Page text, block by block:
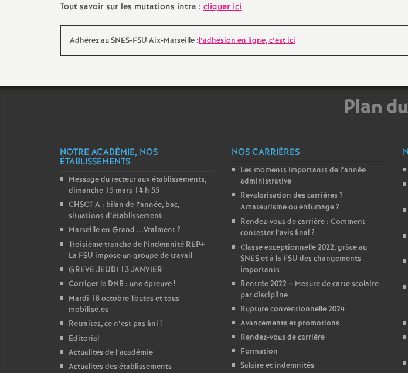
n
t
s
S
e
c
o
n
d
d
Tout savoir sur les mutations intra : cliquer ici
Adhérez au SNES-FSU Aix-Marseille :l’adhésion en ligne, c’est ici
Plan
NOTRE ACADÉMIE, NOS
ÉTABLISSEMENTS
Message du recteur aux établissements,
dimanche 15 mars 14 h 55
CHSCT A : bilan de l’année, bac,
situations d’établissement
Marseille en Grand ...Vraiment?
Troisième tranche de l’indemnité REP+
La FSU impose un groupe de travail
GREVE JEUDI 13 JANVIER
Corriger le DNB : une épreuve!
Mardi 18 octobre Toutes et tous
mobilisé.es
Retraites, ce n’est pas fini !
Editorial
Actualités de l’académie
Actualités des établissements
NOS CARRIÈRES
Les moments importants de l’année
administrative
Revalorisation des carrières ?
Amateurisme ou enfumage?
Rendez-vous de carrière : Comment
contester l’avis final?
Classe exceptionnelle 2022, gràce au
SNES et à la FSU des changements
importants
Rentrée 2022 – Mesure de carte scolaire
par discipline
Rupture conventionnelle 2024
Avancements et promotions
Rendez-vous de carrière
Formation
Salaire et indemnités